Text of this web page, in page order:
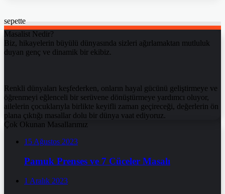
sepette
Masalist Nedir?
Biz, hikayelerin büyülü dünyasında sizleri ağırlamaktan mutluluk
duyan genç ve dinamik bir ekibiz.
Renkli dünyaları keşfederken, onların hayal gücünü geliştirmeye ve
öğrenmeyi eğlenceli bir serüvene dönüştürmeye yardımcı oluyor,
ailelerin çocuklarıyla birlikte keyifli zaman geçireceği, değerlerin ön
plana çıktığı masallar dolu bir dünya vaat ediyoruz.
Çok Okunan Masallarımız
15 Ağustos 2023
Pamuk Prenses ve 7 Cüceler Masalı
1 Aralık 2023